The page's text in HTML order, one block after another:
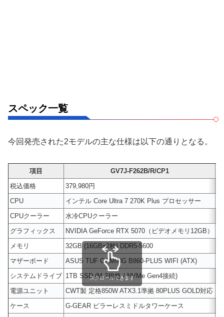
スペック一覧
今回発売された2モデルの主な仕様は以下の通りとなる。
項目
GV7J-F262B/R/CP1
税込価格
379,980円
CPU
インテル Core Ultra 7 270K Plus プロセッサー
CPUクーラー
水冷CPUクーラー
グラフィックス
NVIDIA GeForce RTX 5070（ビデオメモリ12GB）
メモリ
32GB (16GBx2枚) DDR5-5600
マザーボード
ASUS TUF GAMING B860-PLUS WIFI (ATX)
システムドライブ 1TB SSD (M.2規格 / NVMe Gen4接続)
電源ユニット
CWT製 定格850W ATX3.1準拠 80PLUS GOLD対応
ケース
G-GEAR ピラーレスミドルタワーケース
スクロールできます